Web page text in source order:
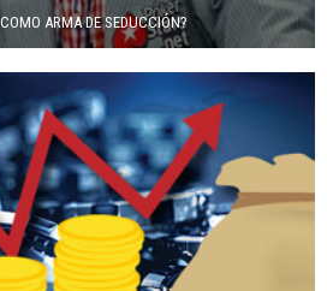
ARMA DE SEDUCCIÓN?